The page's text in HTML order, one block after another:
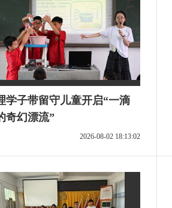
学子带留守儿童开启“一滴
奇幻漂流”
2026-08-02 18:13:02